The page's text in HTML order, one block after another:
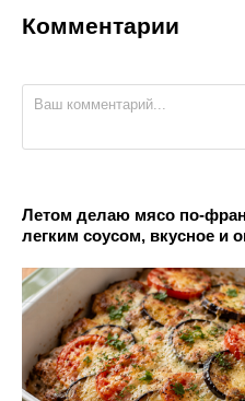
Комментарии
Летом делаю мясо по-
легким соусом, вкусное и